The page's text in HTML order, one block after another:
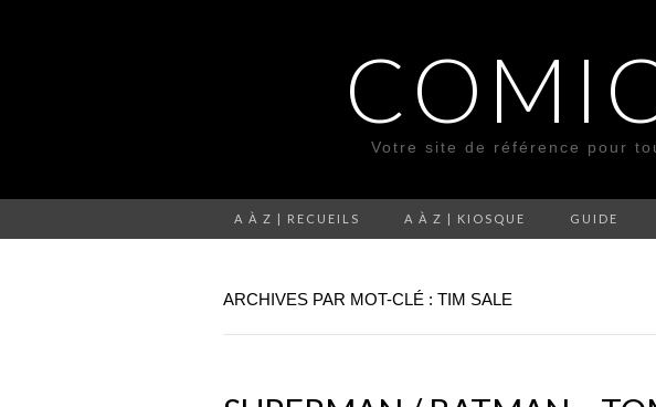
Votre site de référence pour
A À Z | RECUEILS A À Z | KIOSQUE GUIDE
ARCHIVES PAR MOT-CLÉ : TIM SALE